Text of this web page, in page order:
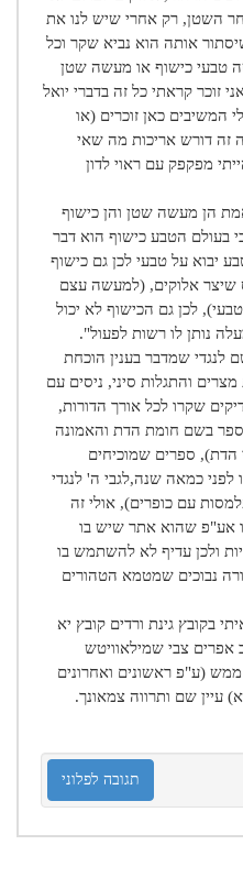
השטן, רק אחרי שיש לנו את
אותה הוא נביא שקר וכל
טבעי כישוף או מעשה שטן
קראתי כל זה בדברי יואל
המשיבים כאן זוכרים (או
זה דורש אריכות מה שאי
מפקפק עם ראוי לדון
הן מעשה שטן והן כישוף
בעולם הטבע כישוף הוא דבר
יבוא על טבעי לכן גם כישוף
שיצר אלוקים, (למעשה עצם
לכן גם הכישוף לא יכול
נותן לו רשות לפעול".
לנגדי שמדבר בענין הוכחת
יציאת מצרים והתגלות סיני, ניסים עם
שקרו לכל אורך הדורות,
בשם חומת הדת והאמונה
הדת), ספרים שמוכיחים
כמאה שנה,לגבי ה' לנגדי
עם כופרים), אולי זה
אע"פ שהוא אתר שיש בו
ולכן עדיף לא להשתמש בו
נבוכים שמטמא הטהורים
בקובץ גינת ורדים קובץ יא
אפרים צבי שמילאוויטש
(ע"פ ראשונים ואחרונים
עיין שם ותרווה צמאונך.
תגובה לפלוני